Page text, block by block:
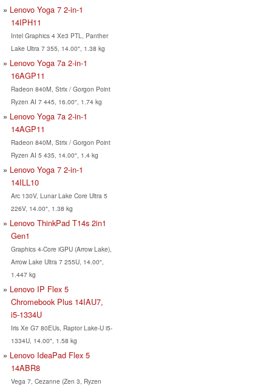
Lenovo Yoga 7 2-in-1
14IPH11
Intel Graphics 4 Xe3 PTL, Panther
Lake Ultra 7 355, 14.00", 1.38 kg
Lenovo Yoga 7a 2-in-1
16AGP11
Radeon 840M, Strix / Gorgon Point
Ryzen AI 7 445, 16.00", 1.74 kg
Lenovo Yoga 7a 2-in-1
14AGP11
Radeon 840M, Strix / Gorgon Point
Ryzen AI 5 435, 14.00", 1.4 kg
Lenovo Yoga 7 2-in-1
14ILL10
Arc 130V, Lunar Lake Core Ultra 5
226V, 14.00", 1.38 kg
Lenovo ThinkPad T14s 2in1
Gen1
Graphics 4-Core iGPU (Arrow Lake),
Arrow Lake Ultra 7 255U, 14.00",
1.447 kg
Lenovo IP Flex 5
Chromebook Plus 14IAU7,
i5-1334U
Iris Xe G7 80EUs, Raptor Lake-U i5-
1334U, 14.00", 1.58 kg
Lenovo IdeaPad Flex 5
14ABR8
Vega 7, Cezanne (Zen 3, Ryzen